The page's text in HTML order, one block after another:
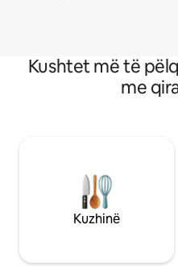
Kushtet më të
me
Kuzhinë